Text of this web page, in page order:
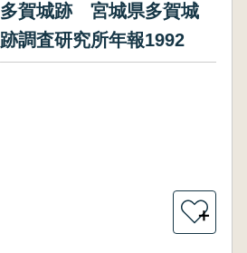
多賀城跡 宮城県多賀城
跡調査研究所年報1992
＋